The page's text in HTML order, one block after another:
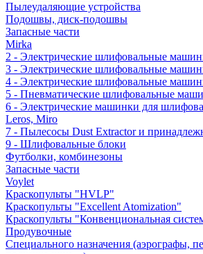
Пылеудаляющие устройства
Подошвы, диск-подошвы
Запасные части
Mirka
2 - Электрические шлифовальные
3 - Электрические шлифовальные
4 - Электрические шлифовальные
5 - Пневматические шлифовальные
6 - Электрические машинки для
Leros, Miro
7 - Пылесосы Dust Extractor и
9 - Шлифовальные блоки
Футболки, комбинезоны
Запасные части
Voylet
Краскопульты "HVLP"
Краскопульты "Excellent Atomization"
Краскопульты "Конвенциональная
Продувочные
Специального назначения (аэрографы,